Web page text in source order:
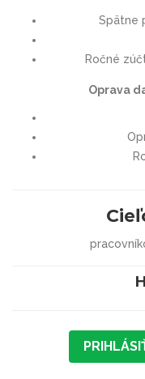
Spätne
Ročné
Oprava